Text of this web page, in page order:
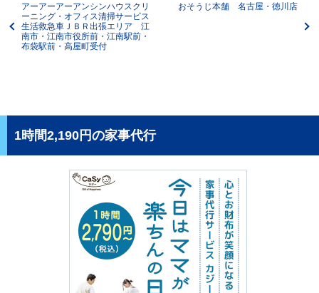
アーアーアーアンシンハウスクリ
ーニング・オフィス清掃サービス
生活救急車ＪＢＲ出張エリア 江
南市・江南市役所前・江南駅前・
布袋駅前・高屋町受付
おそうじ本舗 名古屋・徳川店
1時間2,190円の家事代行